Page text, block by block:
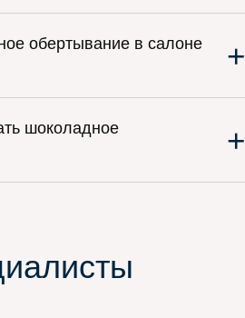
обертывание в салоне
+
шоколадное
+